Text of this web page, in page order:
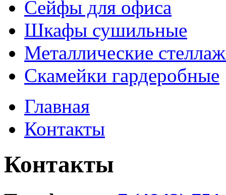
Сейфы для офиса
Шкафы сушильные
Металлические
Скамейки гардеробные
Главная
Контакты
Контакты